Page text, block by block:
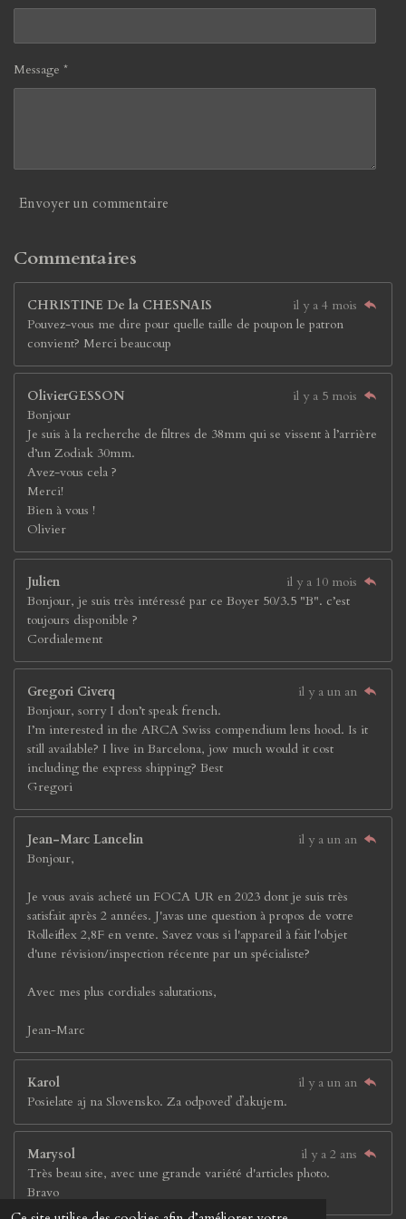
Message *
Envoyer un commentaire
Commentaires
CHRISTINE De la CHESNAIS
il y a 4 mois
Pouvez-vous me dire pour quelle taille de poupon le patron
convient? Merci beaucoup
OlivierGESSON
il y a 5 mois
Bonjour
Je suis à la recherche de filtres de 38mm qui se vissent à l’arrière
d’un Zodiak 30mm.
Avez-vous cela ?
Merci!
Bien à vous !
Olivier
Julien
il y a 10 mois
Bonjour, je suis très intéressé par ce Boyer 50/3.5 "B". c’est
toujours disponible ?
Cordialement
Gregori Civerq
il y a un an
Bonjour, sorry I don’t speak french.
I’m interested in the ARCA Swiss compendium lens hood. Is it
still available? I live in Barcelona, jow much would it cost
including the express shipping? Best
Gregori
Jean-Marc Lancelin
il y a un an
Bonjour,
Je vous avais acheté un FOCA UR en 2023 dont je suis très
satisfait après 2 années. J'avas une question à propos de votre
Rolleiflex 2,8F en vente. Savez vous si l'appareil à fait l'objet
d'une révision/inspection récente par un spécialiste?
Avec mes plus cordiales salutations,
Jean-Marc
Karol
il y a un an
Posielate aj na Slovensko. Za odpoveď ďakujem.
Marysol
il y a 2 ans
Très beau site, avec une grande variété d'articles photo.
Bravo